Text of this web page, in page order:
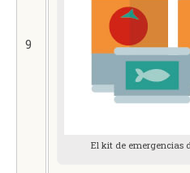
9
El kit de emergencias